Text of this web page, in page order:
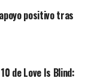
positivo tras
de Love Is Blind: